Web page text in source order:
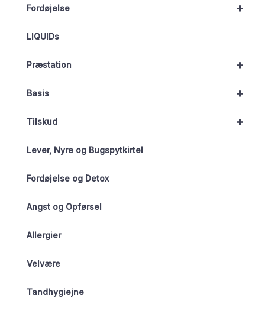
+
Fordøjelse
LIQUIDs
+
Præstation
+
Basis
+
Tilskud
Lever, Nyre og Bugspytkirtel
Fordøjelse og Detox
Angst og Opførsel
Allergier
Velvære
Tandhygiejne